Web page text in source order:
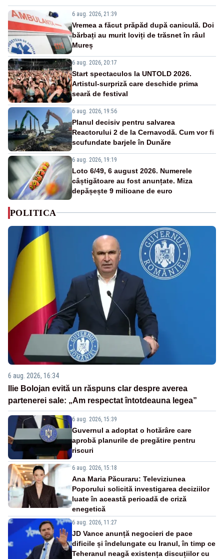
6 aug. 2026, 21:39
Vremea a făcut prăpăd după caniculă. Doi
bărbați au murit loviți de trăsnet în râul
Mureș
6 aug. 2026, 20:17
Start spectaculos la UNTOLD 2026.
Artistul-surpriză care deschide prima
seară de festival
6 aug. 2026, 19:56
Planul decisiv pentru salvarea
Reactorului 2 de la Cernavodă. Cum vor fi
scufundate barjele în Dunăre
6 aug. 2026, 19:19
Loto 6/49, 6 august 2026. Numerele
câștigătoare au fost anunțate. Miza
depășește 9 milioane de euro
POLITICA
6 aug. 2026, 16:34
Ilie Bolojan evită un răspuns clar despre averea
partenerei sale: „Am respectat întotdeauna legea”
6 aug. 2026, 15:39
Guvernul a adoptat o hotărâre care
aprobă planurile de pregătire pentru
riscuri
6 aug. 2026, 15:18
Ana Maria Păcuraru: Televiziunea
Poporului solicită investigarea deciziilor
luate în această perioadă de criză
enegetică
6 aug. 2026, 11:27
JD Vance anunță negocieri de pace
dificile și îndelungate cu Iranul, în timp ce
Teheranul neagă existența discuțiilor cu